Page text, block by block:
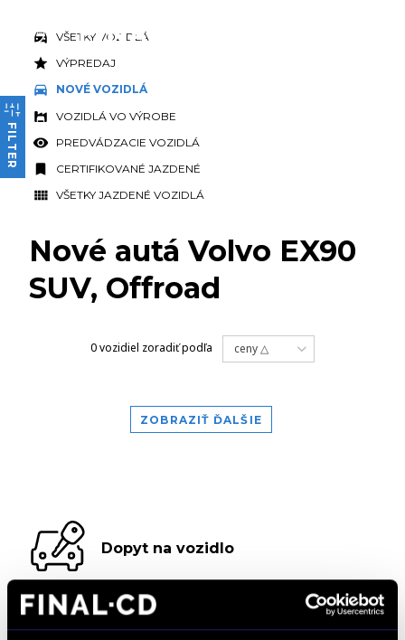
FILTER
VŠETKY VOZIDLÁ
VÝPREDAJ
NOVÉ VOZIDLÁ
VOZIDLÁ VO VÝROBE
PREDVÁDZACIE VOZIDLÁ
CERTIFIKOVANÉ JAZDENÉ
VŠETKY JAZDENÉ VOZIDLÁ
Nové autá Volvo EX90
SUV, Offroad
0 vozidiel zoradiť podľa ceny △
ZOBRAZIŤ ĎALŠIE
Dopyt na vozidlo
Objednať servis